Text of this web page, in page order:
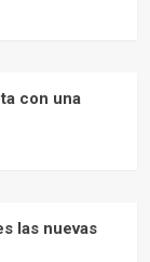
con una
las nuevas